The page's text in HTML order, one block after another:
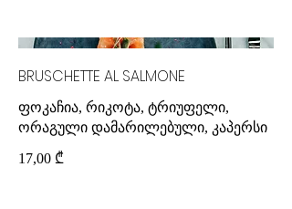
BRUSCHETTE AL SALMONE
ფოკაჩია, რიკოტა, ტრიუფელი,
17,00 ₾